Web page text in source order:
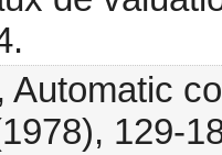
Automatic
129-